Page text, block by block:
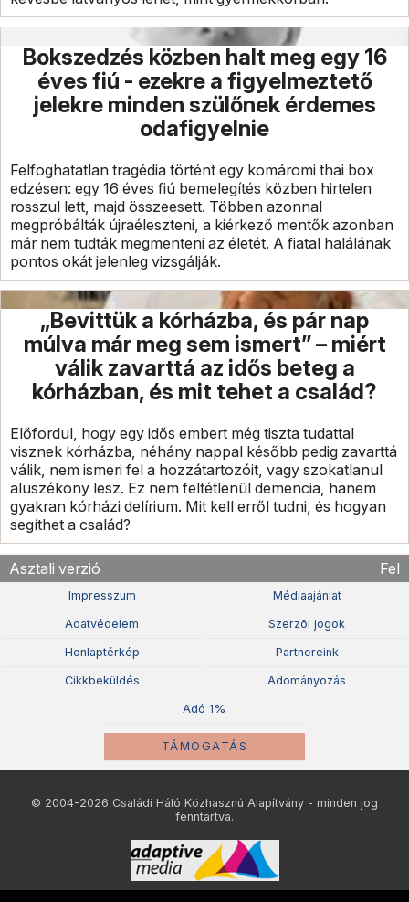
Bokszedzés közben halt meg egy 16
éves fiú - ezekre a figyelmeztető
jelekre minden szülőnek érdemes
odafigyelnie
Felfoghatatlan tragédia történt egy komáromi thai box
edzésen: egy 16 éves fiú bemelegítés közben hirtelen
rosszul lett, majd összeesett. Többen azonnal
megpróbálták újraéleszteni, a kiérkező mentők azonban
már nem tudták megmenteni az életét. A fiatal halálának
pontos okát jelenleg vizsgálják.
„Bevittük a kórházba, és pár nap
múlva már meg sem ismert” – miért
válik zavarttá az idős beteg a
kórházban, és mit tehet a család?
Előfordul, hogy egy idős embert még tiszta tudattal
visznek kórházba, néhány nappal később pedig zavarttá
válik, nem ismeri fel a hozzátartozóit, vagy szokatlanul
aluszékony lesz. Ez nem feltétlenül demencia, hanem
gyakran kórházi delírium. Mit kell erről tudni, és hogyan
segíthet a család?
Asztali verzió Fel
Impresszum Médiaajánlat
Adatvédelem Szerzõi jogok
Honlaptérkép Partnereink
Cikkbeküldés Adományozás
Adó 1%
TÁMOGATÁS
© 2004-2026 Családi Háló Közhasznú Alapítvány - minden jog
fenntartva.